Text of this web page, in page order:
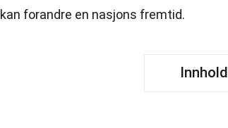
kan forandre en nasjons fremtid.